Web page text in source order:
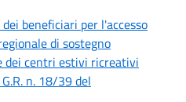
beneficiari per l'accesso
di sostegno
dei centri estivi ricreativi
n. 18/39 del